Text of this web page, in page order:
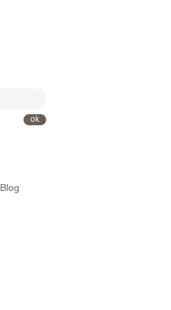
ok
Blog